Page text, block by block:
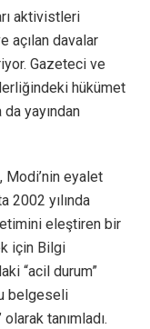
aktivistleri
açılan davalar
Gazeteci ve
hükümet
yayından
Modi’nin eyalet
2002 yılında
eleştiren bir
için Bilgi
“acil durum”
belgeseli
tanımladı.